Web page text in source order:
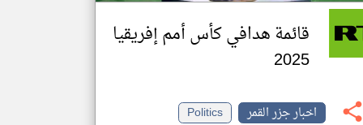
قائمة هدافي كأس أمم إفريقيا
2025
اخبار جزر القمر
Politics